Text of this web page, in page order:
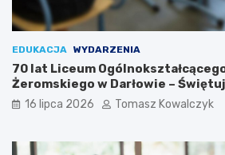
EDUKACJA WYDARZENIA
70 lat Liceum
Żeromskiego w Darłowie –
16 lipca 2026 Tomasz Kowalczyk